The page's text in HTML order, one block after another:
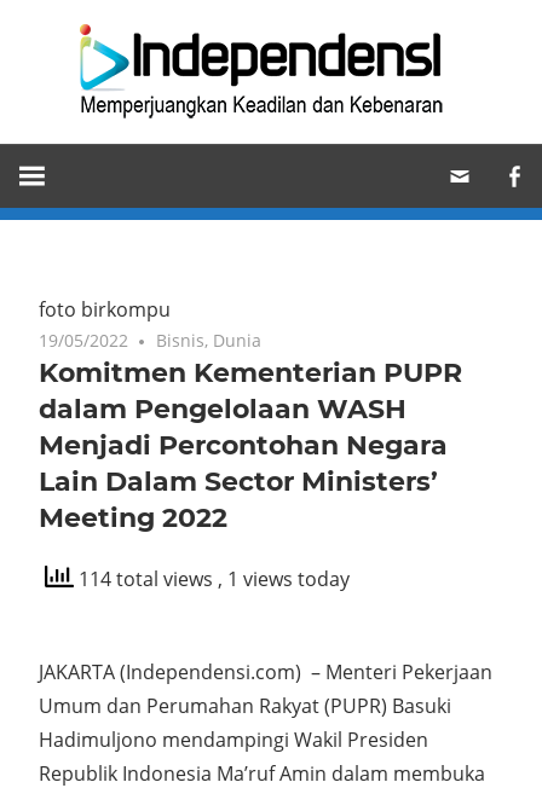
Memperjuangkan
Keadilan
dan
foto birkompu
19/05/2022 Bisnis, Dunia
Komitmen Kementerian PUPR
dalam Pengelolaan WASH
Menjadi Percontohan Negara
Lain Dalam Sector Ministers’
Meeting 2022
114 total views , 1 views today
JAKARTA (Independensi.com) – Menteri Pekerjaan
Umum dan Perumahan Rakyat (PUPR) Basuki
Hadimuljono mendampingi Wakil Presiden
Republik Indonesia Ma’ruf Amin dalam membuka